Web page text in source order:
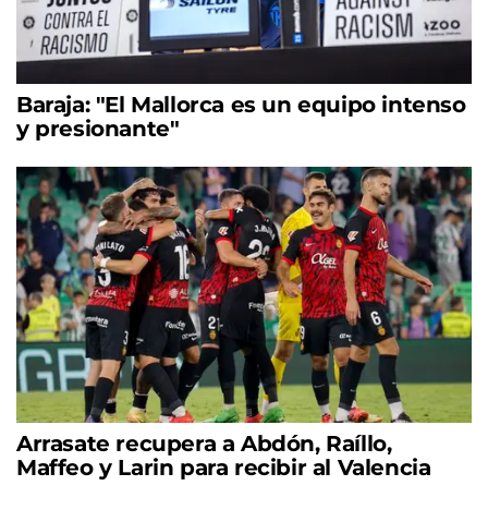
Baraja: "El Mallorca es un equipo intenso
y presionante"
Arrasate recupera a Abdón, Raíllo,
Maffeo y Larin para recibir al Valencia